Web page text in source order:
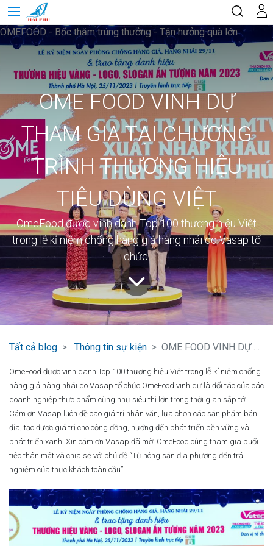
OMEFOOD - Bốc thăm trúng thưởng - Tận hưởng quà lớn
OME FOOD VINH DỰ
THAM GIA TẠI CHƯƠNG
TRÌNH THƯƠNG HIỆU
TIÊU DÙNG VIỆT
OmeFood được vinh danh Top 100 thương hiệu Việt
trong lễ kỉ niệm chống hàng giả hàng nhái do Vasap tổ
chức.
Tất cả blog Thông tin sự kiện OME FOOD VINH DỰ THAM GIA TẠI CHƯƠNG TRÌNH THƯƠNG HIỆU TIÊU DÙNG VIỆT
OmeFood được vinh danh Top 100 thương hiệu Việt trong lễ kỉ niệm chống
hàng giả hàng nhái do Vasap tổ chức.OmeFood vinh dự là đối tác của các
doanh nghiệp thực phẩm cũng như siêu thị lớn trong thời gian sắp tới.
Cảm ơn Vasap luôn đề cao giá trị nhân văn, lựa chọn các sản phẩm bản
địa, tạo được giá trị cho cộng đồng, hướng đến phát triển bền vững và
phát triển xanh. Xin cảm ơn Vasap đã mời OmeFood cùng tham gia buổi
tiệc thân mật và chia sẻ với chủ đề “Từ nông sản địa phương đến trải
nghiệm của thực khách toàn cầu”.